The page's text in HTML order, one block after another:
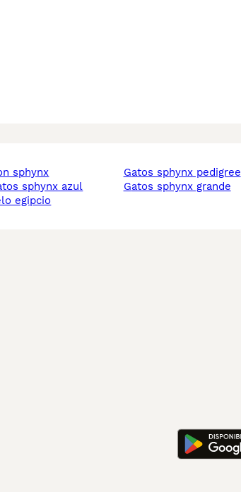
sphynx
sphynx azul
egipcio
gatos sphynx pedigree
gatos sphynx grande